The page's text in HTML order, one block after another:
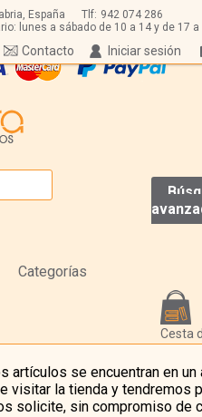
España Tlf: 942 074 286
lunes a sábado de 10 a 14 y de 17 a
Iniciar sesión
Contacto
Categorías
Cesta
artículos se encuentran en un
visitar la tienda y tendremos
solicite, sin compromiso de